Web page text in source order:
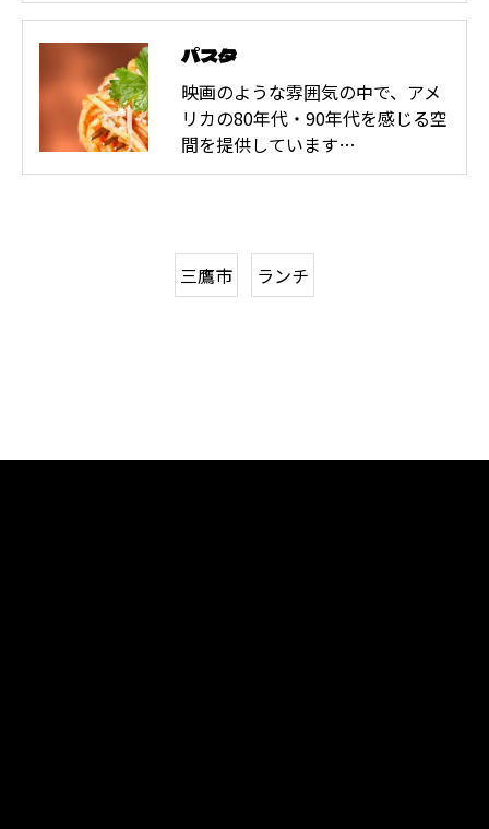
パスタ
映画のような雰囲気の中で、アメ
リカの80年代・90年代を感じる空
間を提供しています…
三鷹市 ランチ